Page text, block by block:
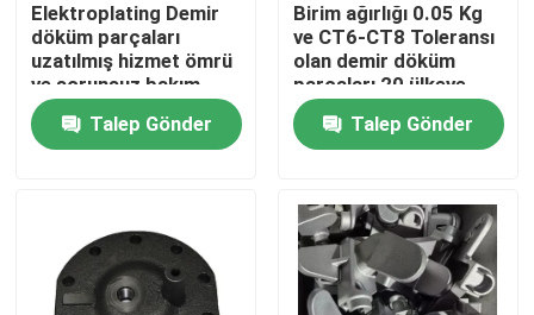
Ev
videolar
Elektroplating Demir
döküm parçaları
uzatılmış hizmet ömrü
ve sorunsuz bakım
Talep Gönder
Birim ağırlığı 0.05 Kg
ve CT6-CT8 Toleransı
olan demir döküm
parçaları 20 ülkeye
ihraç edildi
Talep Gönder